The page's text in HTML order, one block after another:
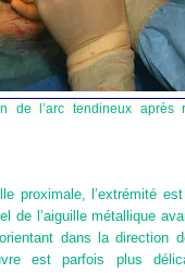
de l’arc tendineux
proximale, l’extrémité
de l’aiguille métallique
dans la direction
est parfois plus